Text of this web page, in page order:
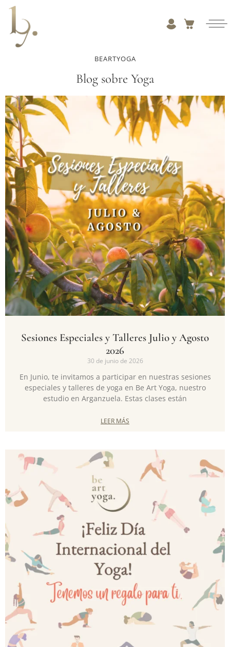
BEARTYOGA
Blog sobre Yoga
Sesiones Especiales y Talleres Julio y Agosto
2026
30 de junio de 2026
En Junio, te invitamos a participar en nuestras sesiones
especiales y talleres de yoga en Be Art Yoga, nuestro
estudio en Arganzuela. Estas clases están
LEER MÁS